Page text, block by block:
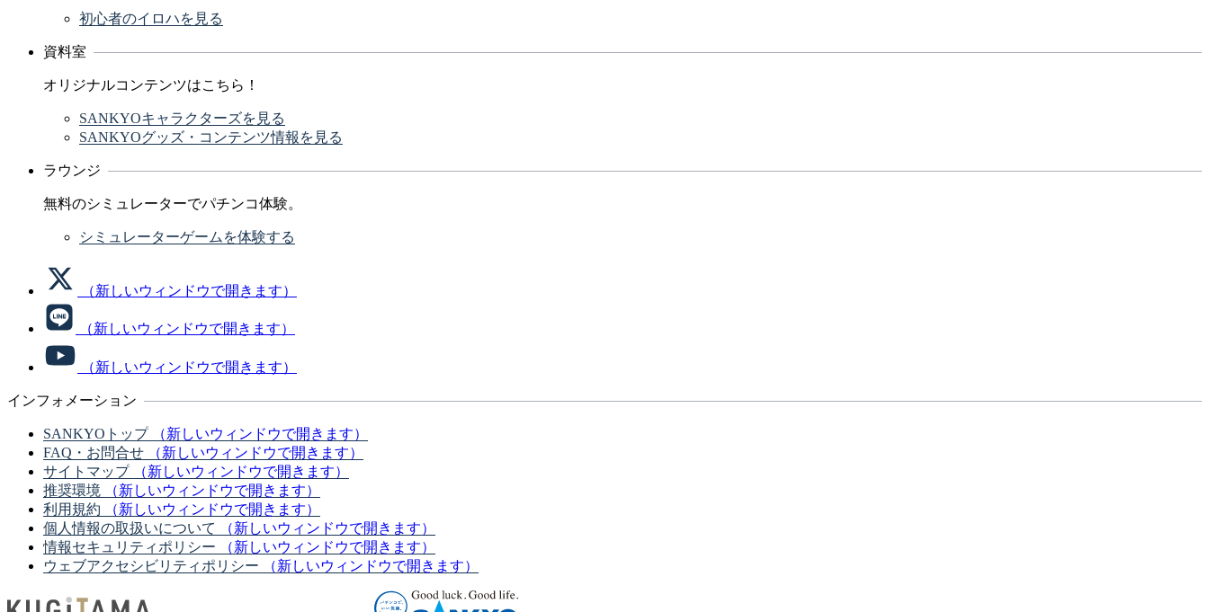
初心者のイロハを見る
資料室
オリジナルコンテンツはこちら！
SANKYOキャラクターズを見る
SANKYOグッズ・コンテンツ情報を見る
ラウンジ
無料のシミュレーターでパチンコ体験。
シミュレーターゲームを体験する
（新しいウィンドウで開きます）
（新しいウィンドウで開きます）
（新しいウィンドウで開きます）
インフォメーション
SANKYOトップ
（新しいウィンドウで開きます）
FAQ・お問合せ
（新しいウィンドウで開きます）
サイトマップ
（新しいウィンドウで開きます）
推奨環境
（新しいウィンドウで開きます）
利用規約
（新しいウィンドウで開きます）
個人情報の取扱いについて
（新しいウィンドウで開きます）
情報セキュリティポリシー
（新しいウィンドウで開きます）
ウェブアクセシビリティポリシー
（新しいウィンドウで開きます）